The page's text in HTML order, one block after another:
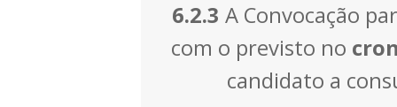
6.2.3 A Convocação
com o previsto no
candidato a